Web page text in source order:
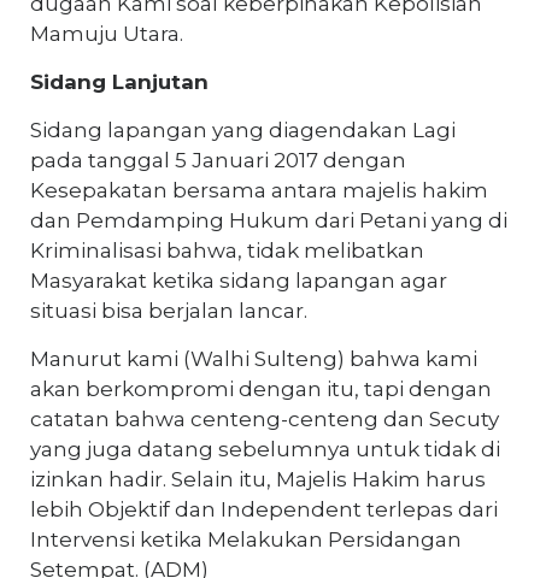
Mamuju Utara.
Sidang Lanjutan
Sidang lapangan yang diagendakan Lagi
pada tanggal 5 Januari 2017 dengan
Kesepakatan bersama antara majelis hakim
dan Pemdamping Hukum dari Petani yang di
Kriminalisasi bahwa, tidak melibatkan
Masyarakat ketika sidang lapangan agar
situasi bisa berjalan lancar.
Manurut kami (Walhi Sulteng) bahwa kami
akan berkompromi dengan itu, tapi dengan
catatan bahwa centeng-centeng dan Secuty
yang juga datang sebelumnya untuk tidak di
izinkan hadir. Selain itu, Majelis Hakim harus
lebih Objektif dan Independent terlepas dari
Intervensi ketika Melakukan Persidangan
Setempat. (ADM)